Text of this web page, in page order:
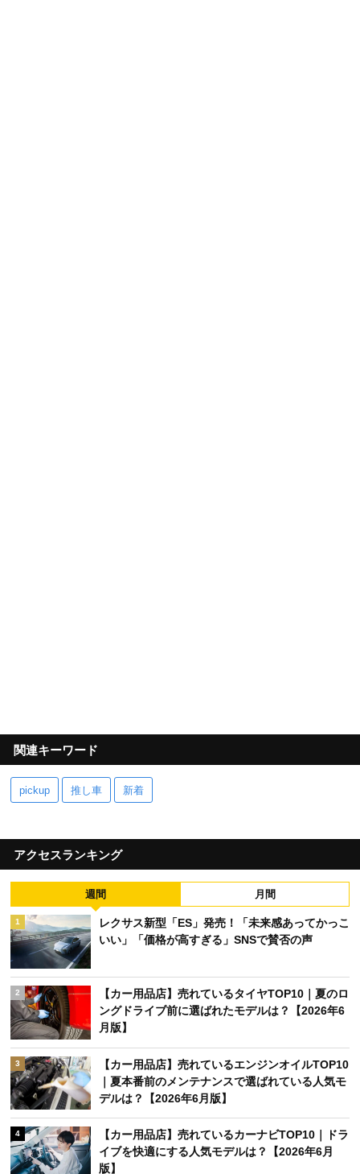
関連キーワード
pickup 推し車 新着
アクセスランキング
週間 月間
1
レクサス新型「ES」発売！「未来感あってかっこ
いい」「価格が高すぎる」SNSで賛否の声
2
【カー用品店】売れているタイヤTOP10｜夏のロ
ングドライブ前に選ばれたモデルは？【2026年6
月版】
3
【カー用品店】売れているエンジンオイルTOP10
｜夏本番前のメンテナンスで選ばれている人気モ
デルは？【2026年6月版】
4
【カー用品店】売れているカーナビTOP10｜ドラ
イブを快適にする人気モデルは？【2026年6月
版】